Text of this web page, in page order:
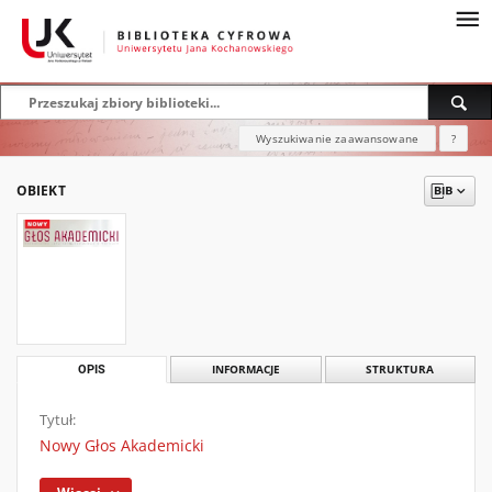
Wyszukiwanie zaawansowane ?
OBIEKT
OPIS INFORMACJE STRUKTURA
Tytuł:
Nowy Głos Akademicki